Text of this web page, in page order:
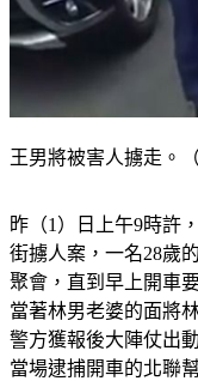
昨（1）日上午9時許
街擄人案，一名28歲
聚會，直到早上開車
當著林男老婆的面將
警方獲報後大陣仗出